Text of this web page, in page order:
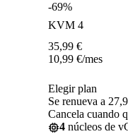
-69%
KVM 4
35,99 €
10,99 €/mes
Elegir plan
Se renueva a
Cancela cuando
4 núcleos de